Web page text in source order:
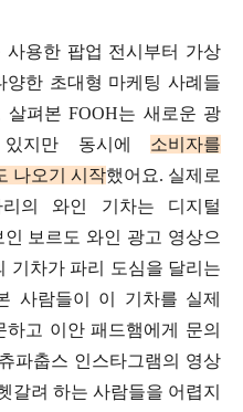
용한 팝업 전시부터 가상
양한 초대형 마케팅 사례들
살펴본 FOOH는 새로운 광
지만
동시에 소비자를
나오기 시작했어요. 실제로
의 와인 기차는 디지털
인 보르도 와인 광고 영상으
기차가 파리 도심을 달리는
사람들이 이 기차를 실제
하고 이안 패드햄에게 문의
파춥스 인스타그램의 영상
갈려 하는 사람들을 어렵지